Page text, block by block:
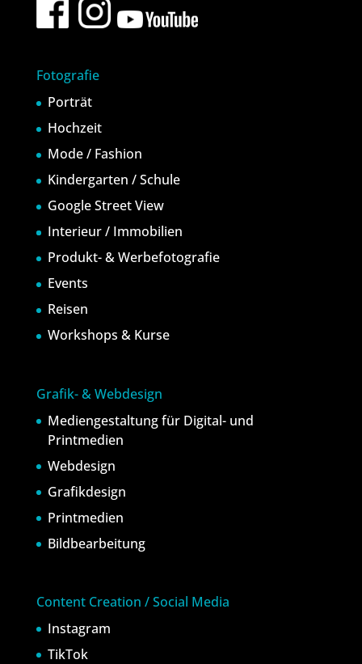
Fotografie
Porträt
Hochzeit
Mode / Fashion
Kindergarten / Schule
Google Street View
Interieur / Immobilien
Produkt- & Werbefotografie
Events
Reisen
Workshops & Kurse
Grafik- & Webdesign
Mediengestaltung für Digital- und
Printmedien
Webdesign
Grafikdesign
Printmedien
Bildbearbeitung
Content Creation / Social Media
Instagram
TikTok